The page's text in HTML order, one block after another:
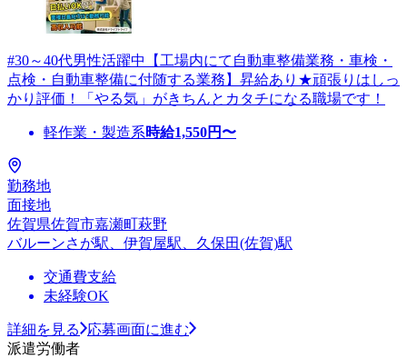
#30～40代男性活躍中【工場内にて自動車整備業務・車検・
点検・自動車整備に付随する業務】昇給あり★頑張りはしっ
かり評価！「やる気」がきちんとカタチになる職場です！
軽作業・製造系時給1,550円〜
勤務地
面接地
佐賀県佐賀市嘉瀬町萩野
バルーンさが駅、伊賀屋駅、久保田(佐賀)駅
交通費支給
未経験OK
詳細を見る
応募画面に進む
派遣労働者